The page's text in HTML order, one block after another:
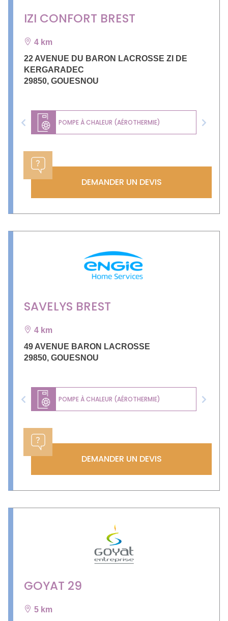
IZI CONFORT BREST
4 km
22 AVENUE DU BARON LACROSSE ZI DE
KERGARADEC
29850, GOUESNOU
POMPE À CHALEUR (AÉROTHERMIE)
Previous Next
DEMANDER UN DEVIS
SAVELYS BREST
4 km
49 AVENUE BARON LACROSSE
29850, GOUESNOU
POMPE À CHALEUR (AÉROTHERMIE)
Previous Next
DEMANDER UN DEVIS
GOYAT 29
5 km